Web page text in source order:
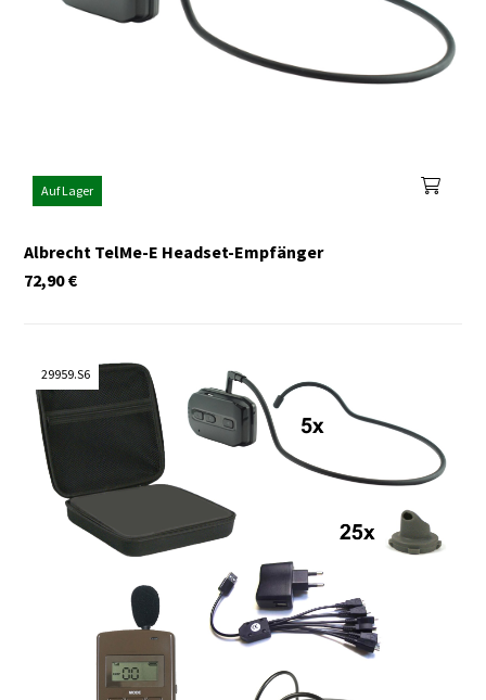
Auf Lager
Albrecht TelMe-E Headset-Empfänger
€
72,90
29959.S6